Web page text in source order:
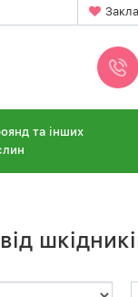
та інших